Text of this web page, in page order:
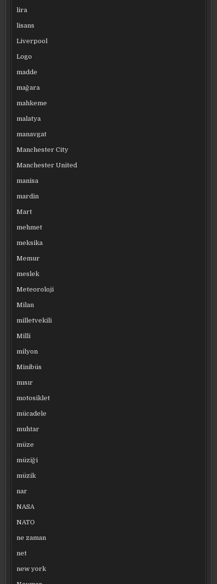
lira
lisans
Liverpool
Logo
madde
mağara
mahkeme
malatya
manavgat
Manchester City
Manchester United
manisa
mardin
Mart
mehmet
meksika
Memur
meslek
Meteoroloji
Milan
milletvekili
Milli
milyon
Minibüs
mısır
motosiklet
mücadele
muhtar
müze
müziği
müzik
nar
NASA
NATO
ne zaman
net
new york